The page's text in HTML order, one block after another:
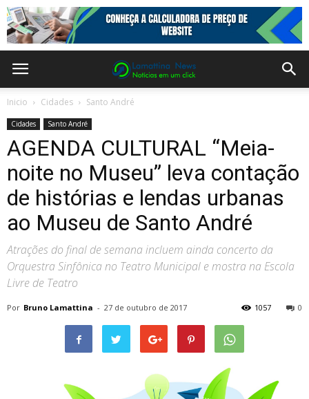
Inicio Cidades Santo André
Cidades Santo André
AGENDA CULTURAL “Meia-
noite no Museu” leva contação
de histórias e lendas urbanas
ao Museu de Santo André
Atrações do final de semana incluem ainda concerto da
Orquestra Sinfônica no Teatro Municipal e mostra na Escola
Livre de Teatro
Por Bruno Lamattina - 27 de outubro de 2017 0
1057